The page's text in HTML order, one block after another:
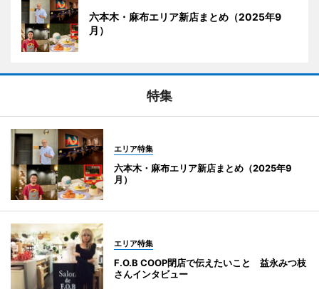
六本木・麻布エリア新店まとめ（2025年9
月）
特集
エリア特集
六本木・麻布エリア新店まとめ（2025年9
月）
エリア特集
F.O.B COOP閉店で伝えたいこと 益永みつ枝
さんインタビュー